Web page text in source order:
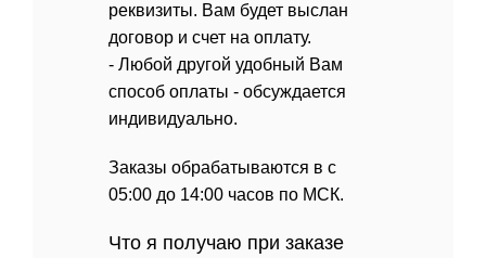
реквизиты. Вам будет выслан
договор и счет на оплату.
- Любой другой удобный Вам
способ оплаты - обсуждается
индивидуально.
Заказы обрабатываются в с
05:00 до 14:00 часов по МСК.
Что я получаю при заказе